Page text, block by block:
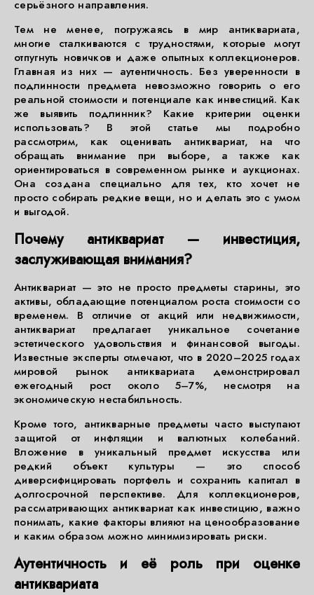
серьёзного направления.
Тем не менее, погружаясь в мир антиквариата,
многие сталкиваются с трудностями, которые могут
отпугнуть новичков и даже опытных коллекционеров.
Главная из них — аутентичность. Без уверенности в
подлинности предмета невозможно говорить о его
реальной стоимости и потенциале как инвестиций. Как
же выявить подлинник? Какие критерии оценки
использовать? В этой статье мы подробно
рассмотрим, как оценивать антиквариат, на что
обращать внимание при выборе, а также как
ориентироваться в современном рынке и аукционах.
Она создана специально для тех, кто хочет не
просто собирать редкие вещи, но и делать это с умом
и выгодой.
Почему антиквариат — инвестиция,
заслуживающая внимания?
Антиквариат — это не просто предметы старины, это
активы, обладающие потенциалом роста стоимости со
временем. В отличие от акций или недвижимости,
антиквариат предлагает уникальное сочетание
эстетического удовольствия и финансовой выгоды.
Известные эксперты отмечают, что в 2020–2025 годах
мировой рынок антиквариата демонстрировал
ежегодный рост около 5–7%, несмотря на
экономическую нестабильность.
Кроме того, антикварные предметы часто выступают
защитой от инфляции и валютных колебаний.
Вложение в уникальный предмет искусства или
редкий объект культуры — это способ
диверсифицировать портфель и сохранить капитал в
долгосрочной перспективе. Для коллекционеров,
рассматривающих антиквариат как инвестицию, важно
понимать, какие факторы влияют на ценообразование
и каким образом можно минимизировать риски.
Аутентичность и её роль при оценке
антиквариата